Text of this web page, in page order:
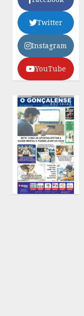
Twitter
Instagram
YouTube